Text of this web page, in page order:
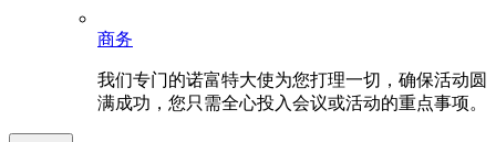
商务
我们专门的诺富特大使为您打理一切，确保活动圆
满成功，您只需全心投入会议或活动的重点事项。